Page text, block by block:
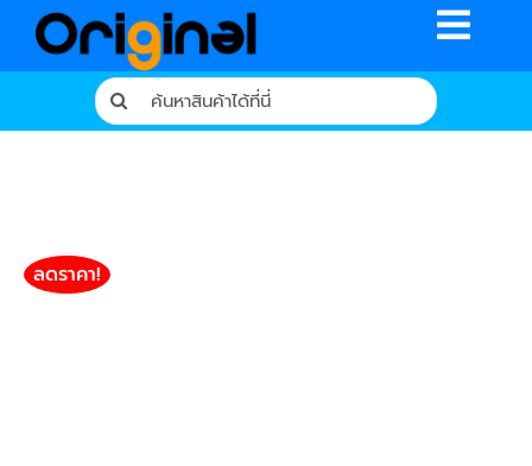
Toggle
Search
for:
ลดราคา!